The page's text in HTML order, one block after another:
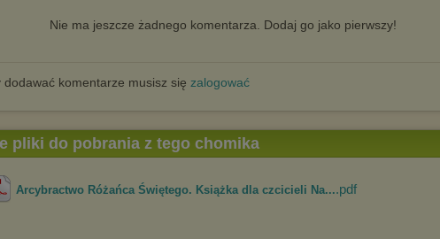
Nie ma jeszcze żadnego komentarza. Dodaj go jako pierwszy!
dodawać komentarze musisz się zalogować
pliki do pobrania z tego chomika
Arcybractwo Różańca Świętego. Książka dla czcicieli Na....pdf